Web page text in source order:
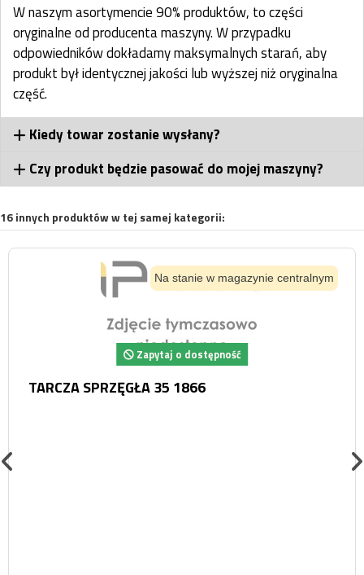
W naszym asortymencie 90% produktów, to części
oryginalne od producenta maszyny. W przypadku
odpowiedników dokładamy maksymalnych starań, aby
produkt był identycznej jakości lub wyższej niż oryginalna
część.
Kiedy towar zostanie wysłany?
Czy produkt będzie pasować do mojej maszyny?
16 innych produktów w tej samej kategorii:
Na stanie w magazynie centralnym
Zapytaj o dostępność
TARCZA SPRZĘGŁA 35 1866